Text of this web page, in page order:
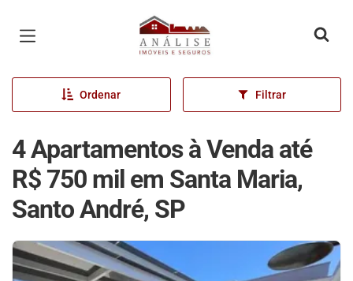
Página inicial
Ordenar Filtrar
4 Apartamentos à Venda até
R$ 750 mil em Santa Maria,
Santo André, SP